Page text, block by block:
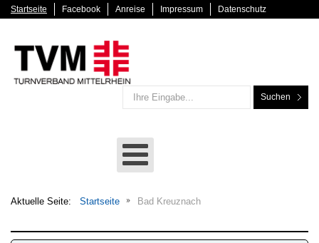
Startseite Facebook Anreise Impressum Datenschutz
Suchen
Aktuelle Seite: Startseite Bad Kreuznach